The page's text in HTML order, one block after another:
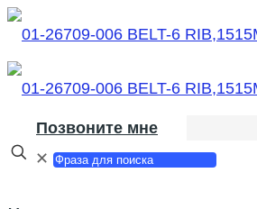
Позвоните мне
✕